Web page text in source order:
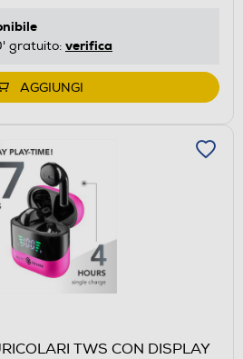
gratuito: verifica
AGGIUNGI
TWS CON DISPLAY